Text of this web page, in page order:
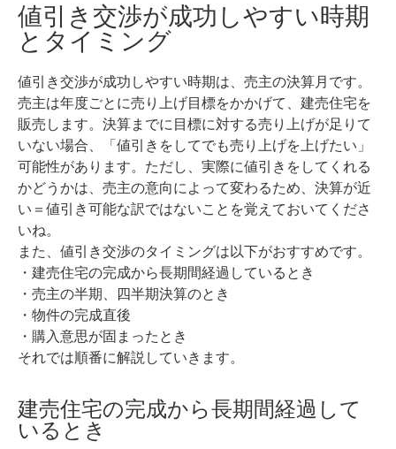
値引き交渉が成功しやすい時期
とタイミング
値引き交渉が成功しやすい時期は、売主の決算月です。
売主は年度ごとに売り上げ目標をかかげて、建売住宅を
販売します。 決算までに目標に対する売り上げが足りて
いない場合、「値引きをしてでも売り上げを上げたい」
可能性があります。 ただし、実際に値引きをしてくれる
かどうかは、売主の意向によって変わるため、決算が近
い＝値引き可能な訳ではないことを覚えておいてくださ
いね。
また、値引き交渉のタイミングは以下がおすすめです。
・建売住宅の完成から長期間経過しているとき
・売主の半期、四半期決算のとき
・物件の完成直後
・購入意思が固まったとき
それでは順番に解説していきます。
建売住宅の完成から長期間経過して
いるとき